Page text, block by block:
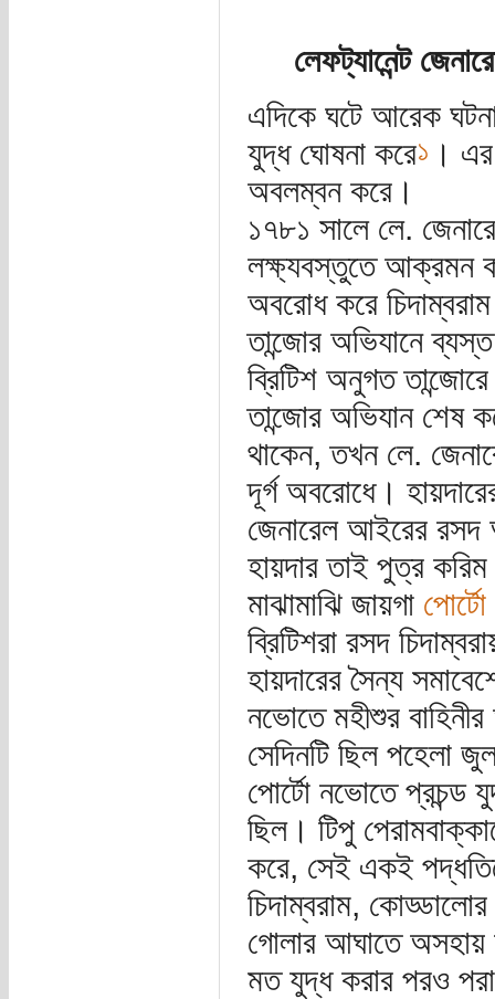
লেফট্যানেন্ট
এদিকে ঘটে আরেক
যুদ্ধ ঘোষনা করে১ ।
অবলম্বন করে।
১৭৮১ সালে লে.
লক্ষ্যবস্তুতে আক্রমন
অবরোধ করে
তান্জোর অভিযানে
ব্রিটিশ অনুগত তান্জোরে
তান্জোর অভিযান শেষ
থাকেন, তখন লে.
দূর্গ অবরোধে।
জেনারেল আইরের
হায়দার তাই পুত্র করিম
মাঝামাঝি জায়গা
ব্রিটিশরা রসদ
হায়দারের সৈন্য
নভোতে মহীশুর
সেদিনটি ছিল পহেলা
পোর্টো নভোতে প্রচন্ড
ছিল। টিপু
করে, সেই একই
চিদাম্বরাম,
গোলার আঘাতে অসহায়
মত যুদ্ধ করার পরও